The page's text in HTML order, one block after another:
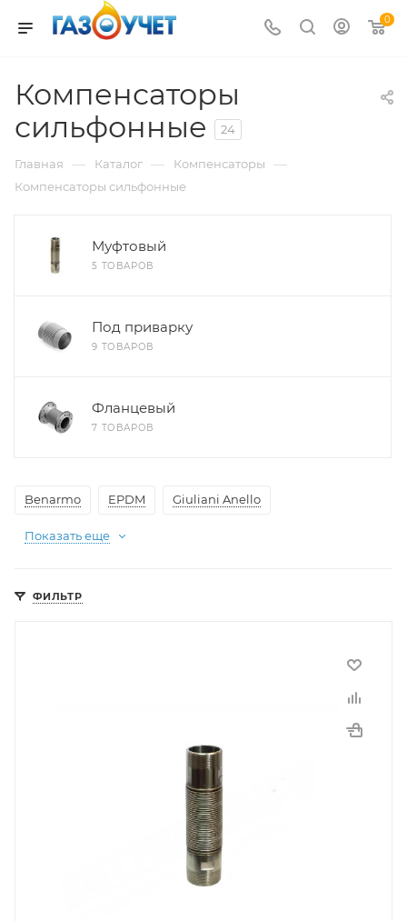
0
Компенсаторы
сильфонные
24
Главная — Каталог — Компенсаторы —
Компенсаторы сильфонные
Муфтовый
5 ТОВАРОВ
Под приварку
9 ТОВАРОВ
Фланцевый
7 ТОВАРОВ
Benarmo EPDM Giuliani Anello
Показать еще
ФИЛЬТР